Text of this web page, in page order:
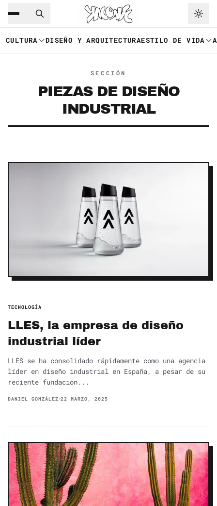
Saltar al contenido principal
CULTURA DISEÑO Y ARQUITECTURAESTILO DE VIDA
SECCIÓN
PIEZAS DE DISEÑO
INDUSTRIAL
TECNOLOGÍA
LLES, la empresa de diseño
industrial líder
LLES se ha consolidado rápidamente como una agencia
líder en diseño industrial en España, a pesar de su
reciente fundación...
DANIEL GONZÁLEZ 22 MARZO, 2025